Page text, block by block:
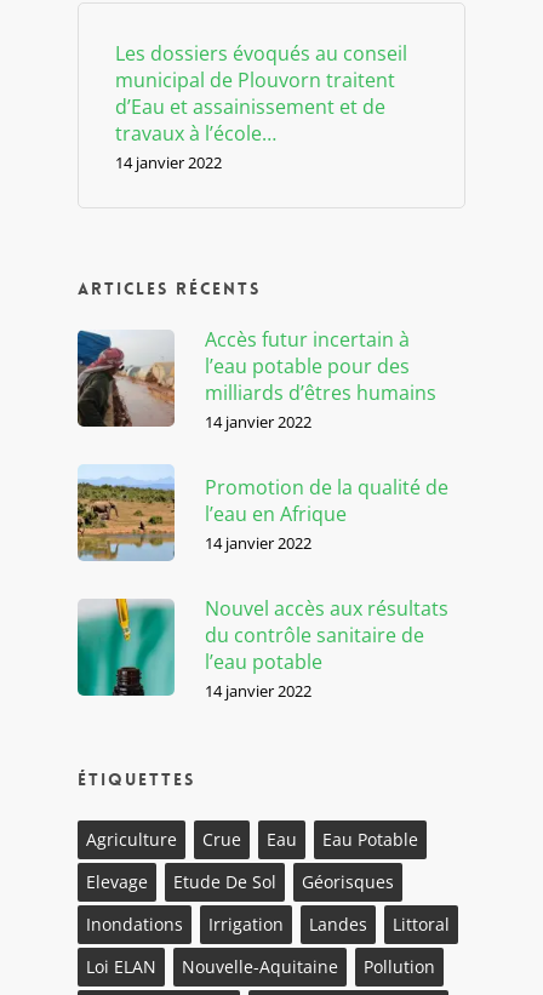
Les dossiers évoqués au conseil
municipal de Plouvorn traitent
d’Eau et assainissement et de
travaux à l’école…
14 janvier 2022
Articles récents
Accès futur incertain à
l’eau potable pour des
milliards d’êtres humains
14 janvier 2022
Promotion de la qualité de
l’eau en Afrique
14 janvier 2022
Nouvel accès aux résultats
du contrôle sanitaire de
l’eau potable
14 janvier 2022
Étiquettes
Agriculture Crue Eau
Eau Potable
Elevage
Etude De Sol
Géorisques
Inondations
Irrigation Landes
Littoral
Loi ELAN
Nouvelle-Aquitaine
Pollution